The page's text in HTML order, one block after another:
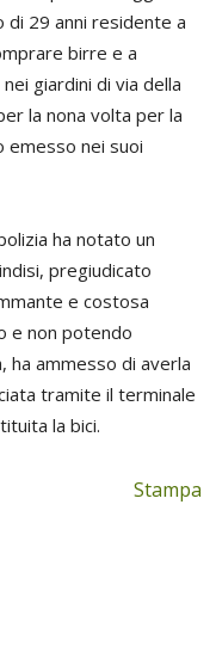
di 29 anni residente a
birre e a
giardini di via della
la nona volta per la
emesso nei suoi
ha notato un
pregiudicato
e costosa
e non potendo
ha ammesso di averla
tramite il terminale
la bici.
Stampa